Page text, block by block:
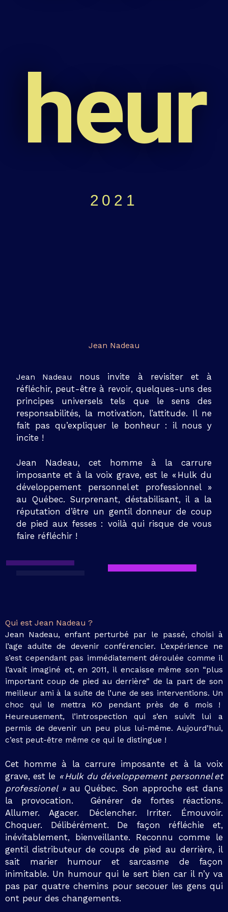
heur
2021
Jean Nadeau
Jean Nadeau
nous invite à revisiter et à
réfléchir, peut-être à revoir, quelques-uns des
principes universels tels que le sens des
responsabilités, la motivation, l’attitude. Il ne
fait pas qu’expliquer le bonheur : il nous y
incite !
Jean Nadeau, cet homme à la carrure
imposante et à la voix grave, est le « Hulk du
développement personnel et professionnel »
au Québec. Surprenant, déstabilisant, il a la
réputation d’être un gentil donneur de coup
de pied aux fesses : voilà qui risque de vous
faire réfléchir !
Qui est Jean Nadeau ?
Jean Nadeau, enfant perturbé par le passé, choisi à
l’age adulte de devenir conférencier. L’expérience ne
s’est cependant pas immédiatement déroulée comme il
l’avait imaginé et, en 2011, il encaisse même son “plus
important coup de pied au derrière” de la part de son
meilleur ami à la suite de l’une de ses interventions. Un
choc qui le mettra KO pendant près de 6 mois !
Heureusement, l’introspection qui s’en suivit lui a
permis de devenir un peu plus lui-même. Aujourd’hui,
c’est peut-être même ce qui le distingue !
Cet homme à la carrure imposante et à la voix
grave, est le « Hulk du développement personnel et
professionel »au Québec. Son approche est dans
la provocation.
Générer de fortes réactions.
Allumer. Agacer. Déclencher. Irriter. Émouvoir.
Choquer. Délibérément. De façon réfléchie et,
inévitablement, bienveillante. Reconnu comme le
gentil distributeur de coups de pied au derrière, il
sait marier humour et sarcasme de façon
inimitable. Un humour qui le sert bien car il n’y va
pas par quatre chemins pour secouer les gens qui
ont peur des changements.